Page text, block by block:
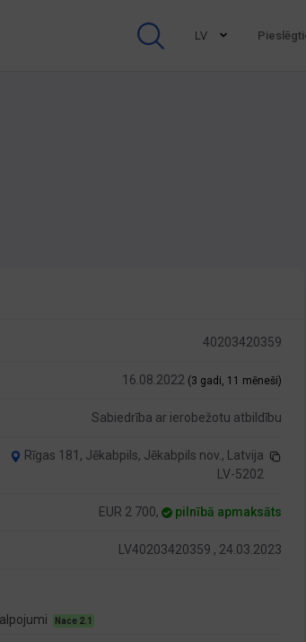
LV
40203420359
16.08.2022 (3 gadi, 11 mēneši)
Sabiedrība ar ierobežotu atbildību
Rīgas 181, Jēkabpils, Jēkabpils nov., Latvija
LV-5202
EUR 2 700, pilnībā apmaksāts
LV40203420359 , 24.03.2023
Nace 2.1